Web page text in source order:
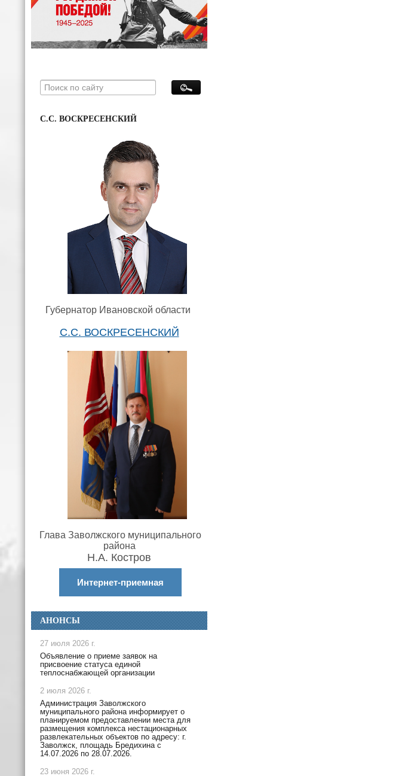
С.С. ВОСКРЕСЕНСКИЙ
Губернатор Ивановской области
С.С. ВОСКРЕСЕНСКИЙ
Глава Заволжского муниципального
района
Н.А. Костров
Интернет-приемная
АНОНСЫ
27 июля 2026 г.
Объявление о приеме заявок на
присвоение статуса единой
теплоснабжающей организации
2 июля 2026 г.
Администрация Заволжского
муниципального района информирует о
планируемом предоставлении места для
размещения комплекса нестационарных
развлекательных объектов по адресу: г.
Заволжск, площадь Бредихина с
14.07.2026 по 28.07.2026.
23 июня 2026 г.